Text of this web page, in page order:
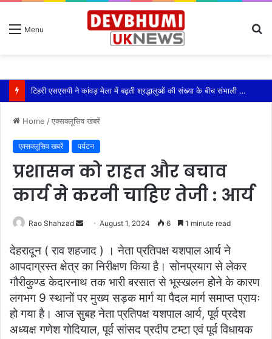
Menu
टिहरी एसएसपी ने कांवड़ मेला में बढ़ती श्रद्धालुओं की संख्या के बीच संभाली यातायात की कमान
Home /एक्सक्लूसिव खबरें
एक्सक्लूसिव खबरें पर्यटन
प्रशासन को राहत और बचाव
कार्य मे करनी चाहिए तेजी : आर्य
Rao Shahzad
Send
email
August 1, 2024 6 1 minute read
देहरादून ( राव शहजाद ) । नेता प्रतिपक्ष यशपाल आर्य ने
आपदाग्रस्त क्षेत्र का निरीक्षण किया है। सोनप्रयाग से लेकर
गौरीकुुण्ड केदारनाथ तक भारी बरसात से भूस्खलन होेने के कारण
लगभग 9 स्थानों पर मुख्य सड़क मार्ग या पैदल मार्ग समाप्त प्रायः
हो गया है। आज सुबह नेता प्रतिपक्ष यशपाल आर्य, पूर्व प्रदेश
अध्यक्ष गणेश गोदियाल, पूर्व सांसद प्रदीप टम्टा एवं पूर्व विधायक